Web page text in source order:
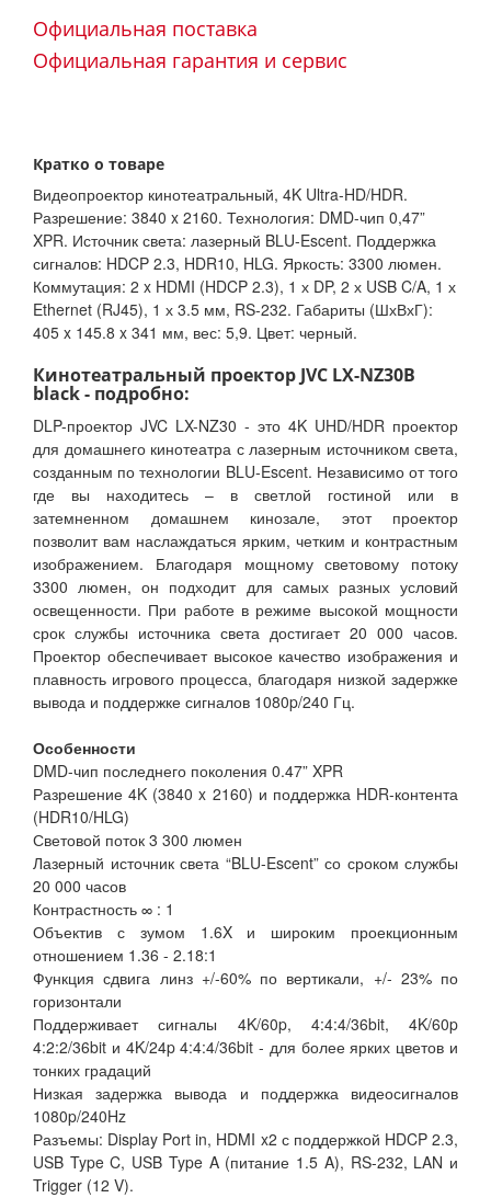
Официальная поставка
Официальная гарантия и сервис
Кратко о товаре
Видеопроектор кинотеатральный, 4K Ultra-HD/HDR.
Разрешение: 3840 x 2160. Технология: DMD-чип 0,47”
XPR. Источник света: лазерный BLU-Escent. Поддержка
сигналов: HDCP 2.3, HDR10, HLG. Яркость: 3300 люмен.
Коммутация: 2 x HDMI (HDCP 2.3), 1 х DP, 2 х USB C/A, 1 х
Ethernet (RJ45), 1 х 3.5 мм, RS-232. Габариты (ШхВхГ):
405 x 145.8 x 341 мм, вес: 5,9. Цвет: черный.
Кинотеатральный проектор JVC LX-NZ30B
black - подробно:
DLP-проектор JVC LX-NZ30 - это 4K UHD/HDR проектор
для домашнего кинотеатра с лазерным источником света,
созданным по технологии BLU-Escent. Независимо от того
где вы находитесь – в светлой гостиной или в
затемненном домашнем кинозале, этот проектор
позволит вам наслаждаться ярким, четким и контрастным
изображением. Благодаря мощному световому потоку
3300 люмен, он подходит для самых разных условий
освещенности. При работе в режиме высокой мощности
срок службы источника света достигает 20 000 часов.
Проектор обеспечивает высокое качество изображения и
плавность игрового процесса, благодаря низкой задержке
вывода и поддержке сигналов 1080p/240 Гц.
Особенности
DMD-чип последнего поколения 0.47” XPR
Разрешение 4K (3840 x 2160) и поддержка HDR-контента
(HDR10/HLG)
Световой поток 3 300 люмен
Лазерный источник света “BLU-Escent” со сроком службы
20 000 часов
Контрастность ∞ : 1
Объектив с зумом 1.6X и широким проекционным
отношением 1.36 - 2.18:1
Функция сдвига линз +/-60% по вертикали, +/- 23% по
горизонтали
Поддерживает сигналы 4K/60p, 4:4:4/36bit, 4K/60p
4:2:2/36bit и 4K/24p 4:4:4/36bit - для более ярких цветов и
тонких градаций
Низкая задержка вывода и поддержка видеосигналов
1080p/240Hz
Разъемы: Display Port in, HDMI x2 с поддержкой HDCP 2.3,
USB Type C, USB Type A (питание 1.5 A), RS-232, LAN и
Trigger (12 V).